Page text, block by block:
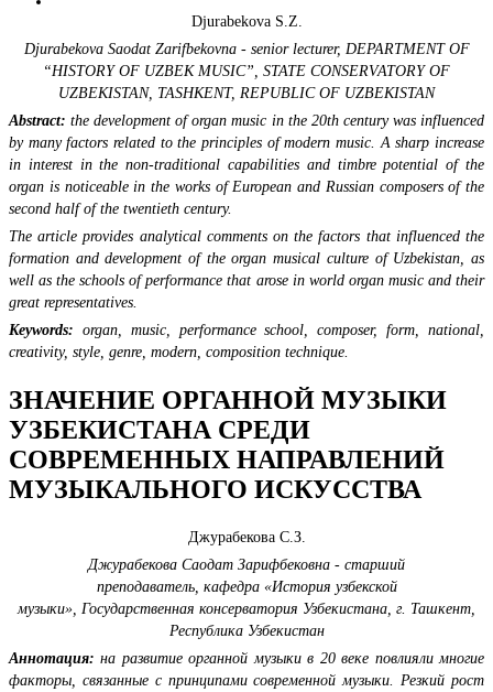
Djurabekova S.Z.
Djurabekova Saodat Zarifbekovna - senior lecturer, DEPARTMENT OF
“HISTORY OF UZBEK MUSIC”, STATE CONSERVATORY OF
UZBEKISTAN, TASHKENT, REPUBLIC OF UZBEKISTAN
Abstract: the development of organ music in the 20th century was influenced
by many factors related to the principles of modern music. A sharp increase
in interest in the non-traditional capabilities and timbre potential of the
organ is noticeable in the works of European and Russian composers of the
second half of the twentieth century.
The article provides analytical comments on the factors that influenced the
formation and development of the organ musical culture of Uzbekistan, as
well as the schools of performance that arose in world organ music and their
great representatives.
Keywords: organ, music, performance school, composer, form, national,
creativity, style, genre, modern, composition technique.
ЗНАЧЕНИЕ ОРГАННОЙ МУЗЫКИ
УЗБЕКИСТАНА СРЕДИ
СОВРЕМЕННЫХ НАПРАВЛЕНИЙ
МУЗЫКАЛЬНОГО ИСКУССТВА
Джурабекова С.З.
Джурабекова Саодат Зарифбековна - старший
преподаватель, кафедра«История узбекской
музыки», Государственная консерватория Узбекистана, г. Ташкент,
Республика Узбекистан
Аннотация:на развитие органной музыки в 20 веке повлияли многие
факторы, связанные с принципами современной музыки. Резкий рост